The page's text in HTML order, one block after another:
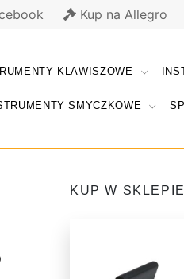
Kup na Allegro
KLAWISZOWE
SMYCZKOWE
KUP W